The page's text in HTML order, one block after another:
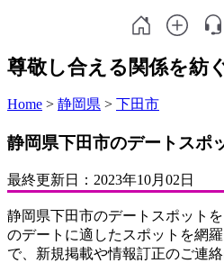
尊敬し合える関係を紡
Home > 静岡県 > 下田市
静岡県下田市のデートスポ
最終更新日： 2023年10月02日
静岡県下田市のデートスポット
のデートに適したスポットを網
で、新規掲載や情報訂正のご連